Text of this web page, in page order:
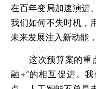
在百年变局加速演进
我们如何不失时机，
未来发展注入新动能
这次预算案的重点
融+”的相互促进。